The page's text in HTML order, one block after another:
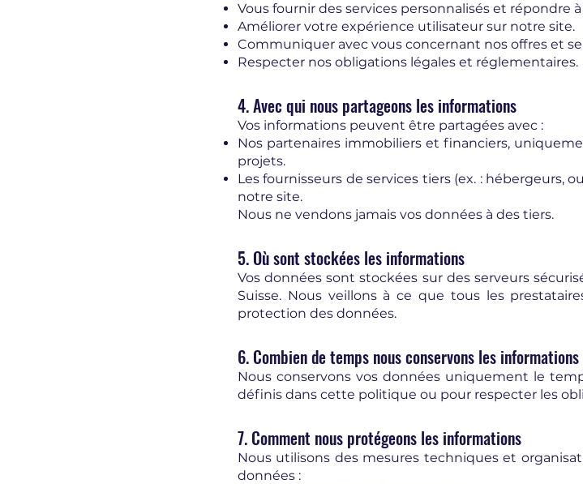
Vous fournir des services personnalisés et répondre
Améliorer votre expérience utilisateur sur notre site.
Communiquer avec vous concernant nos offres et
Respecter nos obligations légales et réglementaires.
4. Avec qui nous partageons les informations
Vos informations peuvent être partagées avec :
Nos partenaires immobiliers et financiers,
projets.
Les fournisseurs de services tiers (ex. : hébergeurs,
notre site.
Nous ne vendons jamais vos données à des tiers.
5. Où sont stockées les informations
Vos données sont stockées sur des serveurs
Suisse. Nous veillons à ce que tous les
protection des données.
6. Combien de temps nous conservons les informations
Nous conservons vos données uniquement le
définis dans cette politique ou pour respecter les
7. Comment nous protégeons les informations
Nous utilisons des mesures techniques et
données :